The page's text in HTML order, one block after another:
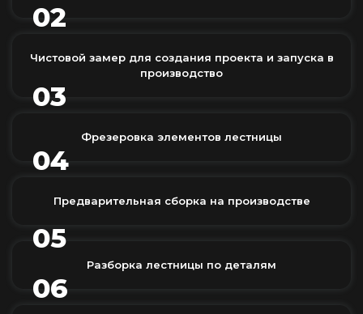
02
Чистовой замер для создания проекта и запуска в
производство
03
Фрезеровка элементов лестницы
04
Предварительная сборка на производстве
05
Разборка лестницы по деталям
06